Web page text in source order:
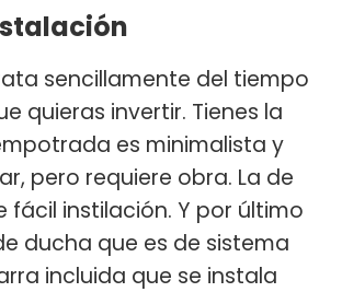
sencillamente del tiempo
quieras invertir. Tienes la
es minimalista y
pero requiere obra. La de
fácil instilación. Y por último
ducha que es de sistema
incluida que se instala